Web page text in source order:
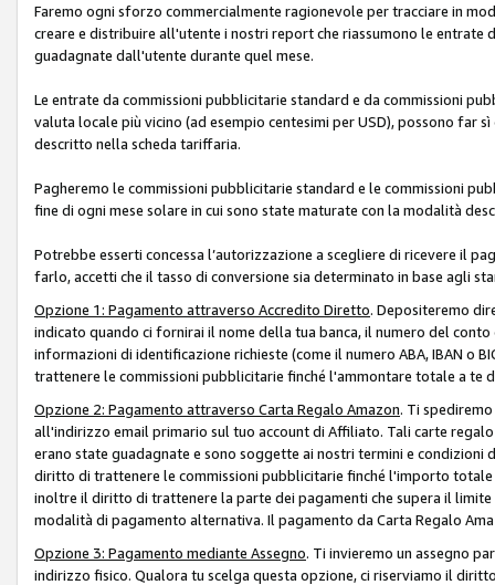
Faremo ogni sforzo commercialmente ragionevole per tracciare in
creare e distribuire all'utente i nostri report che riassumono le
guadagnate dall'utente durante quel mese.
Le entrate da commissioni pubblicitarie standard e da commissioni
valuta locale più vicino (ad esempio centesimi per USD), possono far
descritto nella scheda tariffaria.
Pagheremo le commissioni pubblicitarie standard e le commissioni
fine di ogni mese solare in cui sono state maturate con la modalità
Potrebbe esserti concessa l’autorizzazione a scegliere di ricevere il
farlo, accetti che il tasso di conversione sia determinato in base agli
Opzione 1: Pagamento attraverso Accredito Diretto. Depositeremo
indicato quando ci fornirai il nome della tua banca, il numero del
informazioni di identificazione richieste (come il numero ABA, IBAN o
trattenere le commissioni pubblicitarie finché l'ammontare totale a
Opzione 2: Pagamento attraverso Carta Regalo Amazon. Ti
all'indirizzo email primario sul tuo account di Affiliato. Tali carte
erano state guadagnate e sono soggette ai nostri termini e
diritto di trattenere le commissioni pubblicitarie finché l'importo
inoltre il diritto di trattenere la parte dei pagamenti che supera il
modalità di pagamento alternativa. Il pagamento da Carta Regalo
Opzione 3: Pagamento mediante Assegno. Ti invieremo un assegno
indirizzo fisico. Qualora tu scelga questa opzione, ci riserviamo il